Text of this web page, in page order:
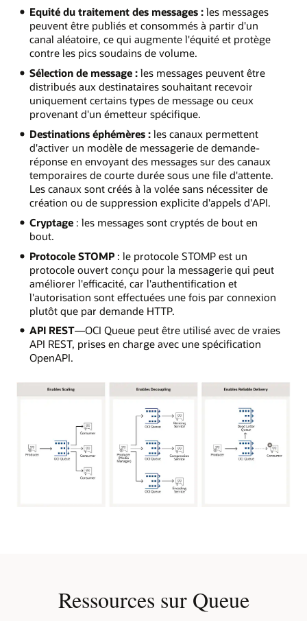
Equité du traitement des messages :les messages
peuvent être publiés et consommés à partir d'un
canal aléatoire, ce qui augmente l'équité et protège
contre les pics soudains de volume.
Sélection de message :les messages peuvent être
distribués aux destinataires souhaitant recevoir
uniquement certains types de message ou ceux
provenant d'un émetteur spécifique.
Destinations éphémères :les canaux permettent
d'activer un modèle de messagerie de demande-
réponse en envoyant des messages sur des canaux
temporaires de courte durée sous une file d'attente.
Les canaux sont créés à la volée sans nécessiter de
création ou de suppression explicite d'appels d'API.
Cryptage: les messages sont cryptés de bout en
bout.
Protocole STOMP: le protocole STOMP est un
protocole ouvert conçu pour la messagerie qui peut
améliorer l'efficacité, car l'authentification et
l'autorisation sont effectuées une fois par connexion
plutôt que par demande HTTP.
API REST—OCI Queue peut être utilisé avec de vraies
API REST, prises en charge avec une spécification
OpenAPI.
redimensionnementRessources sur Queue